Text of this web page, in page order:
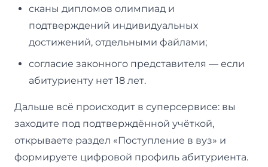
сканы дипломов олимпиад и
подтверждений индивидуальных
достижений, отдельными файлами;
согласие законного представителя — если
абитуриенту нет 18 лет.
Дальше всё происходит в суперсервисе: вы
заходите под подтверждённой учёткой,
открываете раздел «Поступление в вуз» и
формируете цифровой профиль абитуриента.